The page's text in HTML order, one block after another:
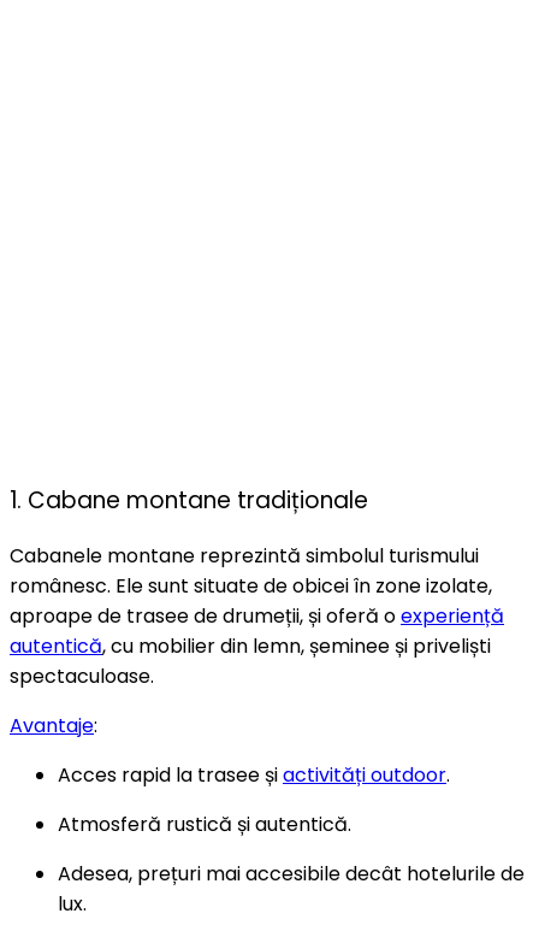
1. Cabane montane tradiționale
Cabanele montane reprezintă simbolul turismului
românesc. Ele sunt situate de obicei în zone izolate,
aproape de trasee de drumeții, și oferă oexperiență
autentică, cu mobilier din lemn, șeminee și priveliști
spectaculoase.
Avantaje:
Acces rapid la trasee șiactivități outdoor.
Atmosferă rustică și autentică.
Adesea, prețuri mai accesibile decât hotelurile de
lux.